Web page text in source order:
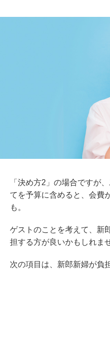
「 決め方2 」 の場合ですが、
てを予算に含めると、会費
も。
ゲストのことを考えて、新
担する方が良いかもしれま
次の項目は、新郎新婦が負